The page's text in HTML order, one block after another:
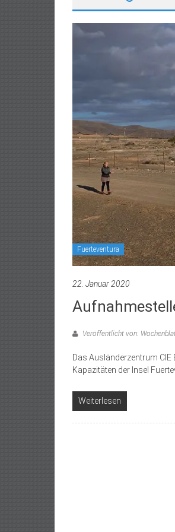
Fuerteventura
22. Januar 2020
Veröffentlicht von:
Das Ausländerzentrum
Kapazitäten der Insel
Weiterlesen